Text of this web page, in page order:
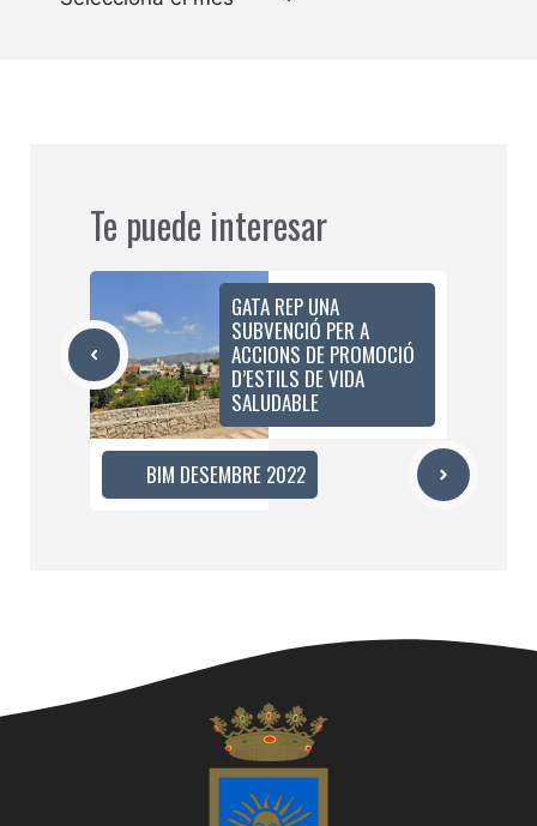
Te puede interesar
GATA REP UNA
SUBVENCIÓ PER A
ACCIONS DE PROMOCIÓ
D’ESTILS DE VIDA
SALUDABLE
BIM DESEMBRE 2022